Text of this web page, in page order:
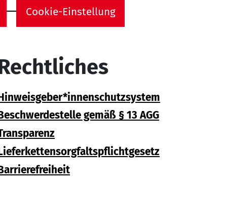
Cookie-Einstellung
gemäß § 13 AGG